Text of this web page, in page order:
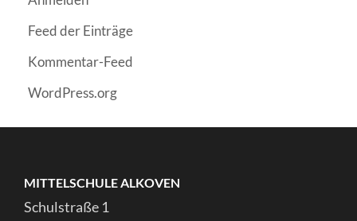
Feed der Einträge
Kommentar-Feed
WordPress.org
MITTELSCHULE ALKOVEN
Schulstraße 1